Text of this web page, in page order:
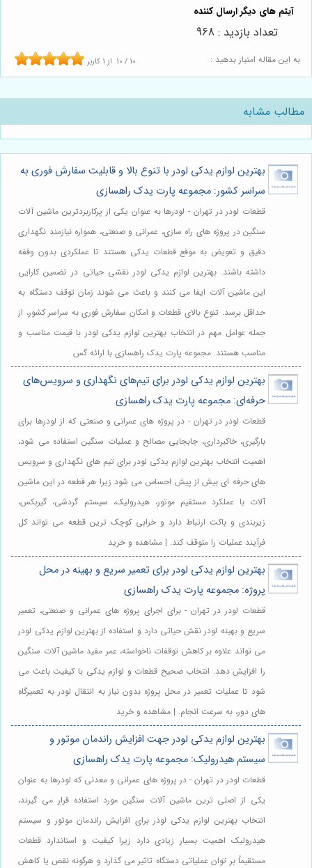
به این مقاله امتیاز بدهید : 10 / 10 از 1 کاربر
تعداد بازدید : 968
مطالب مشابه
بهترین لوازم یدکی لودر با تنوع بالا و قابلیت سفارش فوری به
سراسر کشور: مجموعه پارت یدک راهسازی
قطعات لودر در تهران - لودرها به عنوان یکی از پرکاربردترین ماشین آلات
سنگین در پروژه های راه سازی، عمرانی و صنعتی، همواره نیازمند نگهداری
دقیق و تعویض به موقع قطعات یدکی هستند تا عملکردی بدون وقفه
داشته باشند. بهترین لوازم یدکی لودر نقشی حیاتی در تضمین کارایی
این ماشین آلات ایفا می کنند و باعث می شوند زمان توقف دستگاه به
حداقل برسد. تنوع بالای قطعات و امکان سفارش فوری به سراسر کشور، از
جمله عوامل مهم در انتخاب بهترین لوازم یدکی لودر با قیمت مناسب و
مناسب هستند. مجموعه پارت یدک راهسازی با ارائه گس
بهترین لوازم یدکی لودر برای تیم‌های نگهداری و سرویس‌های
حرفه‌ای: مجموعه پارت یدک راهسازی
قطعات لودر در تهران - در پروژه های عمرانی و صنعتی که از لودرها برای
بارگیری، خاکبرداری، جابجایی مصالح و عملیات سنگین استفاده می شود،
اهمیت انتخاب بهترین لوازم یدکی لودر برای تیم های نگهداری و سرویس
های حرفه ای بیش از پیش احساس می شود زیرا هر قطعه در این ماشین
آلات با عملکرد مستقیم موتور، هیدرولیک، سیستم گردشی، گیربکس،
زیربندی و باکت ارتباط دارد و خرابی کوچک ترین قطعه می تواند کل
فرآیند عملیات را متوقف کند. | مشاهده و خرید
بهترین لوازم یدکی لودر برای تعمیر سریع و بهینه در محل
پروژه: مجموعه پارت یدک راهسازی
قطعات لودر در تهران - برای اجرای پروژه های عمرانی و صنعتی، تعمیر
سریع و بهینه لودر نقش حیاتی دارد و استفاده از بهترین لوازم یدکی لودر
می تواند علاوه بر کاهش توقفات ناخواسته، عمر مفید ماشین آلات سنگین
را افزایش دهد. انتخاب صحیح قطعات و لوازم یدکی با کیفیت باعث می
شود تا عملیات تعمیر در محل پروژه بدون نیاز به انتقال لودر به تعمیرگاه
های دور، به سرعت انجام. | مشاهده و خرید
بهترین لوازم یدکی لودر جهت افزایش راندمان موتور و
سیستم هیدرولیک: مجموعه پارت یدک راهسازی
قطعات لودر در تهران - در پروژه های عمرانی و معدنی که لودرها به عنوان
یکی از اصلی ترین ماشین آلات سنگین مورد استفاده قرار می گیرند،
انتخاب بهترین لوازم یدکی لودر برای افزایش راندمان موتور و سیستم
هیدرولیک اهمیت بسیار زیادی دارد زیرا کیفیت و استاندارد قطعات
مستقیماً بر توان عملیاتی دستگاه تاثیر می گذارد و هرگونه نقص یا کاهش